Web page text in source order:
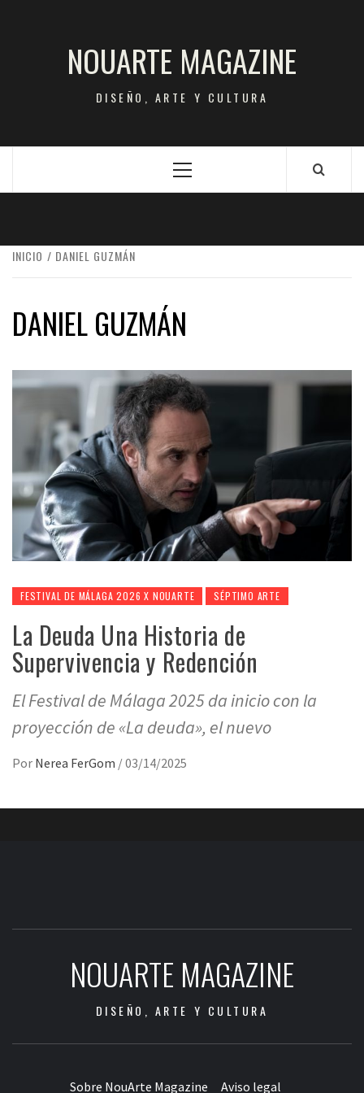
NOUARTE MAGAZINE
DISEÑO, ARTE Y CULTURA
Menú
INICIO DANIEL GUZMÁN
DANIEL GUZMÁN
FESTIVAL DE MÁLAGA 2026 X NOUARTE SÉPTIMO ARTE
La Deuda Una Historia de
Supervivencia y Redención
El Festival de Málaga 2025 da inicio con la
proyección de «La deuda», el nuevo
Por Nerea FerGom /03/14/2025
NOUARTE MAGAZINE
DISEÑO, ARTE Y CULTURA
Sobre NouArte Magazine Aviso legal